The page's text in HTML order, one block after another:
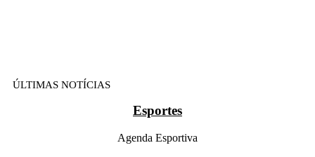
ÚLTIMAS NOTÍCIAS
Esportes
Agenda Esportiva